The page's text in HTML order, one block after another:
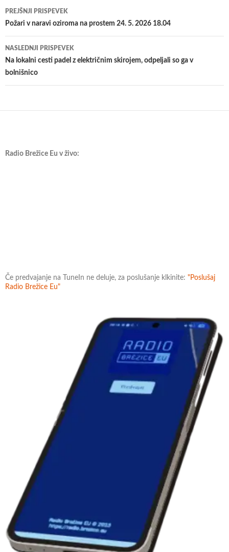
Krmarjenje
po
prispevkih
PREJŠNJI PRISPEVEK
Požari v naravi oziroma na prostem 24. 5. 2026 18.04
NASLEDNJI PRISPEVEK
Na lokalni cesti padel z električnim skirojem, odpeljali so ga v
bolnišnico
Radio Brežice Eu v živo:
Če predvajanje na TuneIn ne deluje, za poslušanje klkinite: "Poslušaj
Radio Brežice Eu"